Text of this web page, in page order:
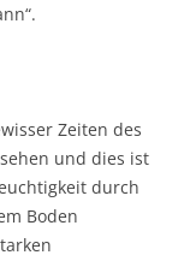
Zeiten des
und dies ist
durch
Boden